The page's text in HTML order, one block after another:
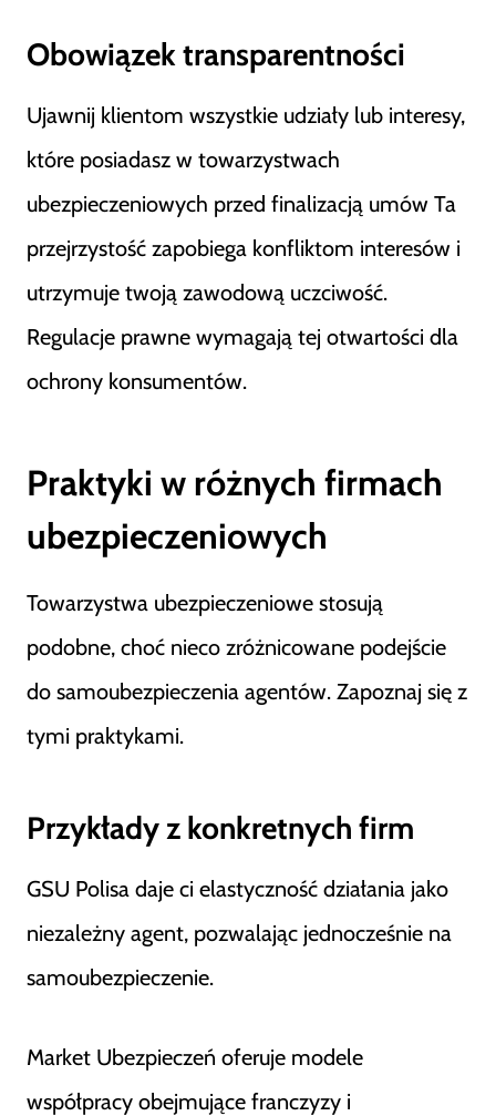
Obowiązek transparentności
Ujawnij klientom wszystkie udziały lub interesy,
które posiadasz w towarzystwach
ubezpieczeniowych przed finalizacją umów Ta
przejrzystość zapobiega konfliktom interesów i
utrzymuje twoją zawodową uczciwość.
Regulacje prawne wymagają tej otwartości dla
ochrony konsumentów.
Praktyki w różnych firmach
ubezpieczeniowych
Towarzystwa ubezpieczeniowe stosują
podobne, choć nieco zróżnicowane podejście
do samoubezpieczenia agentów. Zapoznaj się z
tymi praktykami.
Przykłady z konkretnych firm
GSU Polisa daje ci elastyczność działania jako
niezależny agent, pozwalając jednocześnie na
samoubezpieczenie.
Market Ubezpieczeń oferuje modele
współpracy obejmujące franczyzy i